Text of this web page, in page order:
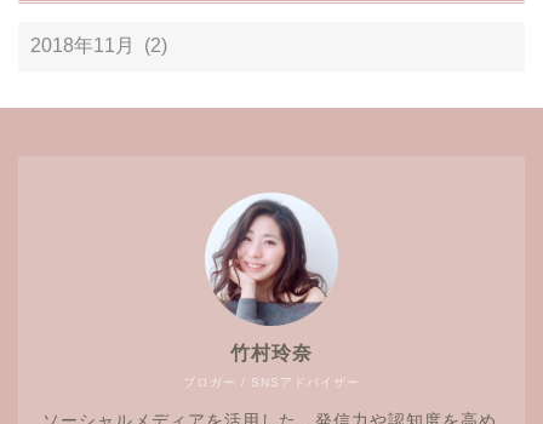
ブロガー / SNSアドバイザー
竹村玲奈